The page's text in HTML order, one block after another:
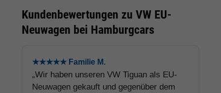
Kundenbewertungen zu VW EU-
Neuwagen bei Hamburgcars
★★★★★ Familie M.
„Wir haben unseren VW Tiguan als EU-
Neuwagen gekauft und gegenüber dem